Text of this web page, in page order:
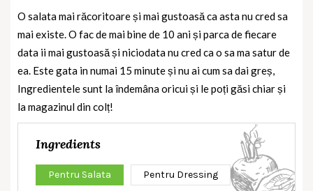
O salata mai răcoritoare și mai gustoasă ca asta nu cred sa
mai existe. O fac de mai bine de 10 ani și parca de fiecare
data ii mai gustoasă și niciodata nu cred ca o sa ma satur de
ea. Este gata in numai 15 minute și nu ai cum sa dai greș,
Ingredientele sunt la îndemâna oricui și le poți găsi chiar și
la magazinul din colț!
Ingredients
Pentru Salata Pentru Dressing